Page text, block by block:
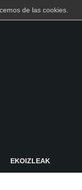
EKOIZLEAK
de las cookies.